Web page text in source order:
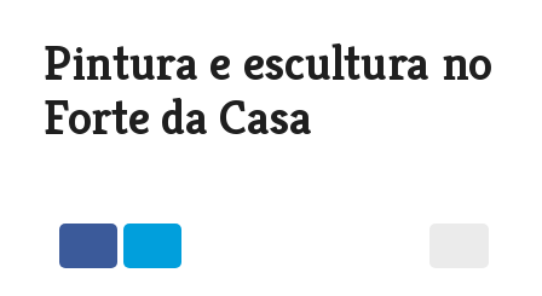
Pintura e escultura no
Forte da Casa